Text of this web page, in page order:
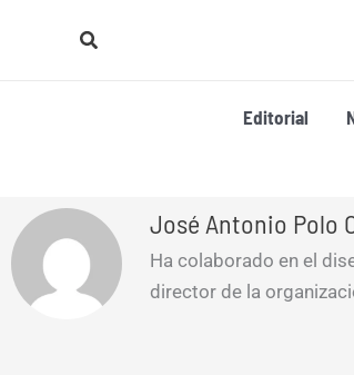
Buscar
Editorial
José Antonio Polo
Ha colaborado en el
director de la